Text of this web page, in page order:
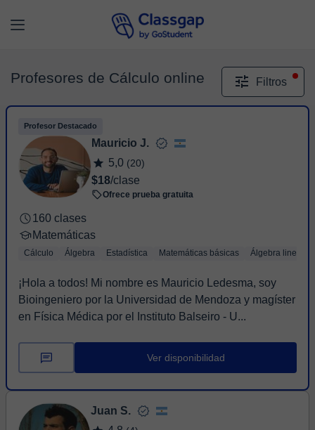
Profesores de Cálculo online Filtros
Profesor Destacado
Mauricio J.
5,0 (20)
$18/clase
Ofrece prueba gratuita
160 clases
Matemáticas
Cálculo Álgebra Estadística Matemáticas básicas Álgebra lineal
¡Hola a todos! Mi nombre es Mauricio Ledesma, soy
Bioingeniero por la Universidad de Mendoza y magíster
en Física Médica por el Instituto Balseiro - U...
Ver disponibilidad
Juan S.